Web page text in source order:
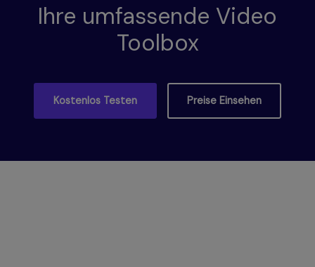
Ihre umfassende Video
Toolbox
Kostenlos Testen Preise Einsehen